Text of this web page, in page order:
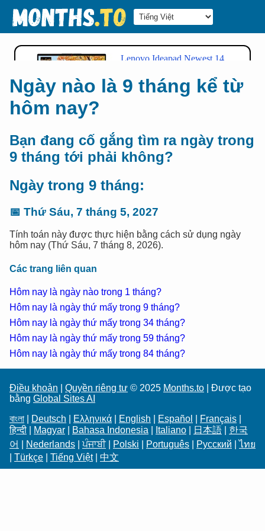
Ngày nào là 9 tháng kể từ
hôm nay?
Bạn đang cố gắng tìm ra ngày trong
9 tháng tới phải không?
Ngày trong 9 tháng:
📅 Thứ Sáu, 7 tháng 5, 2027
Tính toán này được thực hiện bằng cách sử dụng ngày
hôm nay (Thứ Sáu, 7 tháng 8, 2026).
Các trang liên quan
Hôm nay là ngày nào trong 1 tháng?
Hôm nay là ngày thứ mấy trong 9 tháng?
Hôm nay là ngày thứ mấy trong 34 tháng?
Hôm nay là ngày thứ mấy trong 59 tháng?
Hôm nay là ngày thứ mấy trong 84 tháng?
Điều khoản Quyền riêng tư © 2025 Months.to | Được tạo
bằng Global Sites AI
বাংলা
Deutsch Ελληνικά English Español Français
हिन्दी
Magyar Bahasa Indonesia Italiano 日本語
한국
어
Nederlands |ਪੰਜਾਬੀ| Polski Português Русский |ไทย
Türkçe Tiếng Việt| 中文